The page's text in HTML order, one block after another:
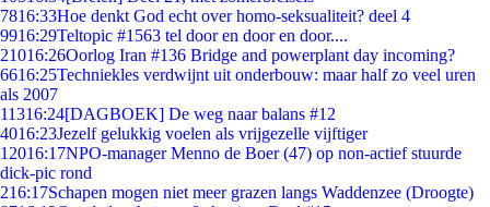
7816:33Hoe denkt God echt over homo-seksualiteit? deel 4
9916:29Teltopic #1563 tel door en door en door....
21016:26Oorlog Iran #136 Bridge and powerplant day incoming?
6616:25Techniekles verdwijnt uit onderbouw: maar half zo veel uren
als 2007
11316:24[DAGBOEK] De weg naar balans #12
4016:23Jezelf gelukkig voelen als vrijgezelle vijftiger
12016:17NPO-manager Menno de Boer (47) op non-actief stuurde
dick-pic rond
216:17Schapen mogen niet meer grazen langs Waddenzee (Droogte)